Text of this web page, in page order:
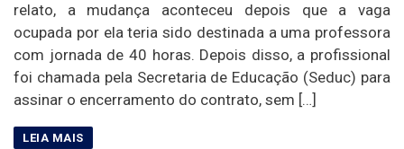
relato, a mudança aconteceu depois que a vaga
ocupada por ela teria sido destinada a uma professora
com jornada de 40 horas. Depois disso, a profissional
foi chamada pela Secretaria de Educação (Seduc) para
assinar o encerramento do contrato, sem […]